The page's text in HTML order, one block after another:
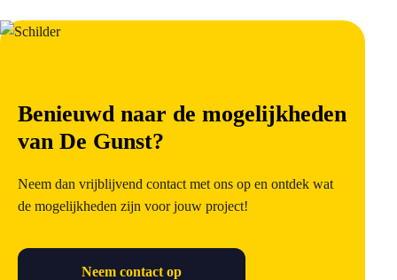
Benieuwd naar de mogelijkheden
van De Gunst?
Neem dan vrijblijvend contact met ons op en ontdek wat
de mogelijkheden zijn voor jouw project!
Neem contact op